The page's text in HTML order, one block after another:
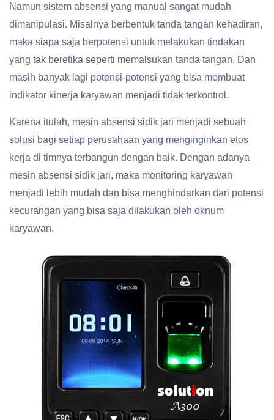
Namun sistem absensi yang manual sangat mudah
dimanipulasi. Misalnya berbentuk tanda tangan kehadiran,
maka siapa saja berpotensi untuk melakukan tindakan
yang tak beretika seperti memalsukan tanda tangan. Dan
masih banyak lagi potensi-potensi yang bisa membuat
indikator kinerja karyawan menjadi tidak terkontrol.
Karena itulah, mesin absensi sidik jari menjadi sebuah
solusi bagi setiap perusahaan yang menginginkan etos
kerja di timnya terbangun dengan baik. Dengan adanya
mesin absensi sidik jari, maka monitoring karyawan
menjadi lebih mudah dan bisa menghindarkan dari potensi
kecurangan yang bisa saja dilakukan oleh oknum
karyawan.